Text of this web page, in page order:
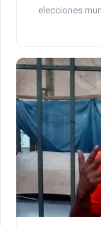
elecciones